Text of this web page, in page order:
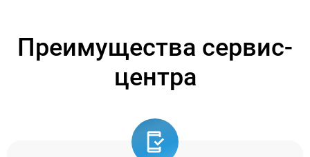
Преимущества сервис-
центра